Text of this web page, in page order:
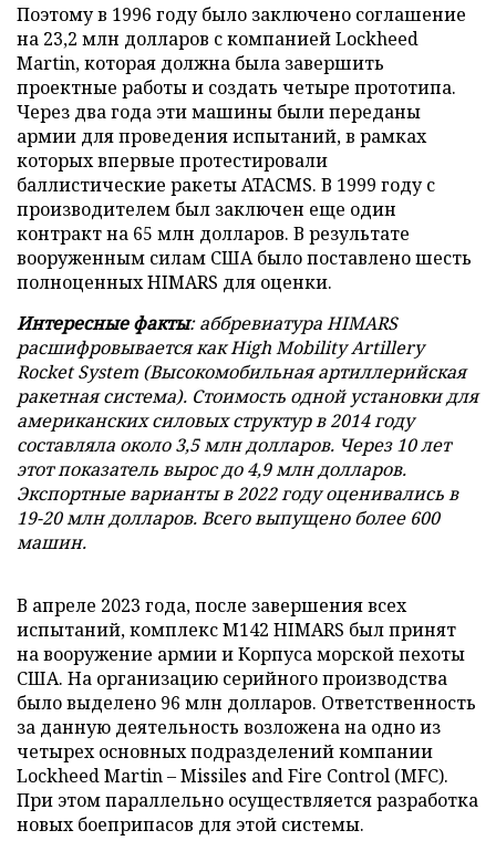
Поэтому в 1996 году было заключено соглашение
на 23,2 млн долларов с компанией Lockheed
Martin, которая должна была завершить
проектные работы и создать четыре прототипа.
Через два года эти машины были переданы
армии для проведения испытаний, в рамках
которых впервые протестировали
баллистические ракеты ATACMS. В 1999 году с
производителем был заключен еще один
контракт на 65 млн долларов. В результате
вооруженным силам США было поставлено шесть
полноценных HIMARS для оценки.
Интересные факты: аббревиатура HIMARS
расшифровывается как High Mobility Artillery
Rocket System (Высокомобильная артиллерийская
ракетная система). Стоимость одной установки для
американских силовых структур в 2014 году
составляла около 3,5 млн долларов. Через 10 лет
этот показатель вырос до 4,9 млн долларов.
Экспортные варианты в 2022 году оценивались в
19-20 млн долларов. Всего выпущено более 600
машин.
В апреле 2023 года, после завершения всех
испытаний, комплекс M142 HIMARS был принят
на вооружение армии и Корпуса морской пехоты
США. На организацию серийного производства
было выделено 96 млн долларов. Ответственность
за данную деятельность возложена на одно из
четырех основных подразделений компании
Lockheed Martin – Missiles and Fire Control (MFC).
При этом параллельно осуществляется разработка
новых боеприпасов для этой системы.